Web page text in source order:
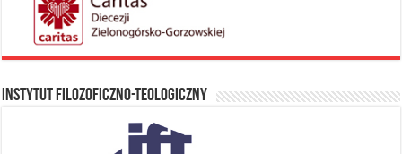
Instytut Filozoficzno-Teologiczny